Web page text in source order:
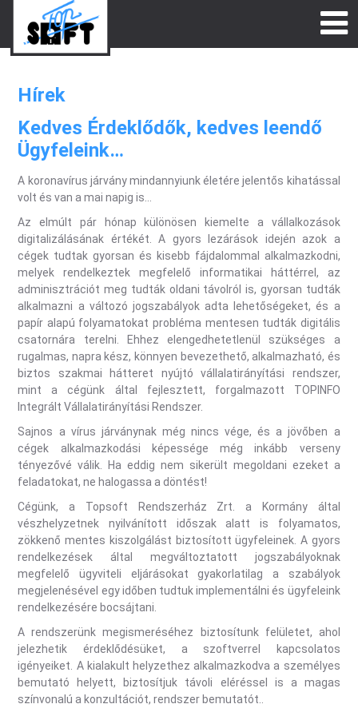
Hírek
Kedves Érdeklődők, kedves leendő
Ügyfeleink…
A koronavírus járvány mindannyiunk életére jelentős kihatással
volt és van a mai napig is…
Az elmúlt pár hónap különösen kiemelte a vállalkozások
digitalizálásának értékét. A gyors lezárások idején azok a
cégek tudtak gyorsan és kisebb fájdalommal alkalmazkodni,
melyek rendelkeztek megfelelő informatikai háttérrel, az
adminisztrációt meg tudták oldani távolról is, gyorsan tudták
alkalmazni a változó jogszabályok adta lehetőségeket, és a
papír alapú folyamatokat probléma mentesen tudták digitális
csatornára terelni. Ehhez elengedhetetlenül szükséges a
rugalmas, napra kész, könnyen bevezethető, alkalmazható, és
biztos szakmai hátteret nyújtó vállalatirányítási rendszer,
mint a cégünk által fejlesztett, forgalmazott TOPINFO
Integrált Vállalatirányítási Rendszer.
Sajnos a vírus járványnak még nincs vége, és a jövőben a
cégek alkalmazkodási képessége még inkább verseny
tényezővé válik. Ha eddig nem sikerült megoldani ezeket a
feladatokat, ne halogassa a döntést!
Cégünk, a Topsoft Rendszerház Zrt. a Kormány által
vészhelyzetnek nyilvánított időszak alatt is folyamatos,
zökkenő mentes kiszolgálást biztosított ügyfeleinek. A gyors
rendelkezések által megváltoztatott jogszabályoknak
megfelelő ügyviteli eljárásokat gyakorlatilag a szabályok
megjelenésével egy időben tudtuk implementálni és ügyfeleink
rendelkezésére bocsájtani.
A rendszerünk megismeréséhez biztosítunk felületet, ahol
jelezhetik érdeklődésüket, a szoftverrel kapcsolatos
igényeiket. A kialakult helyzethez alkalmazkodva a személyes
bemutató helyett, biztosítjuk távoli eléréssel is a magas
színvonalú a konzultációt, rendszer bemutatót..